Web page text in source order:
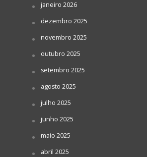
janeiro 2026
dezembro 2025
novembro 2025
outubro 2025
setembro 2025
agosto 2025
julho 2025
junho 2025
maio 2025
abril 2025